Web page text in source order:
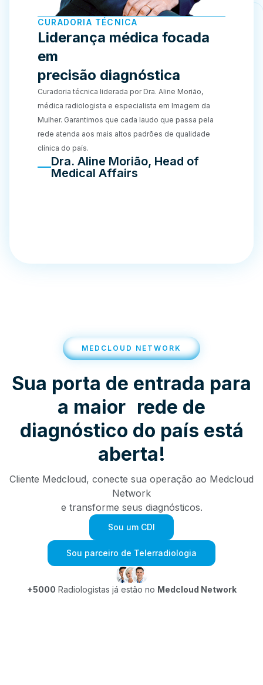
CURADORIA TÉCNICA
Liderança médica focada
em
precisão diagnóstica
Curadoria técnica liderada por Dra. Aline Morião,
médica radiologista e especialista em Imagem da
Mulher. Garantimos que cada laudo que passa pela
rede atenda aos mais altos padrões de qualidade
clínica do país.
Dra. Aline Morião, Head of
Medical Affairs
MEDCLOUD NETWORK
Sua porta de entrada para
a maior rede de
diagnóstico do país está
aberta!
Cliente Medcloud, conecte sua operação ao Medcloud
Network
e transforme seus diagnósticos.
Sou um CDI
Sou parceiro de Telerradiologia
+5000 Radiologistas já estão no Medcloud Network